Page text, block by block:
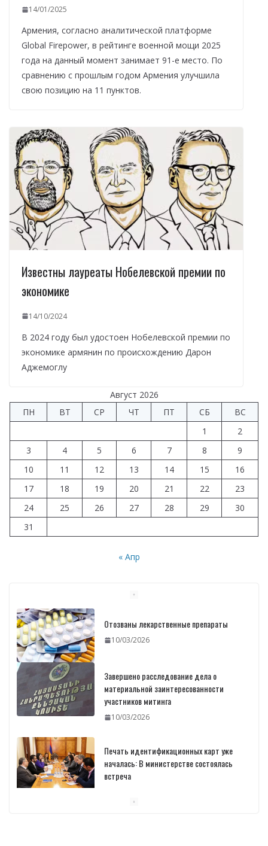
14/01/2025
Армения, согласно аналитической платформе
Global Firepower, в рейтинге военной мощи 2025
года на данный момент занимает 91-е место. По
сравнению с прошлым годом Армения улучшила
свою позицию на 11 пунктов.
Известны лауреаты Нобелевской премии по
экономике
14/10/2024
В 2024 году был удостоен Нобелевской премии по
экономике армянин по происхождению Дарон
Аджемоглу
Август 2026
ПН
ВТ СР ЧТ ПТ СБ
ВС
1
2
3
4 5 6 7 8
9
10
11 12 13 14 15
16
17
18 19 20 21 22
23
24
25 26 27 28 29
30
31
« Апр
материальной заинтересованности
участников митинга
началась: В министерстве состоялась
встреча
10/03/2026